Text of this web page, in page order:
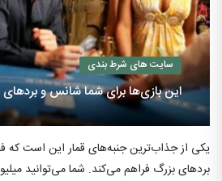
سایت های شرط بندی
این بازی‌ها برای شما شانس و بردهای
یکی از جذاب‌ترین جنبه‌های قمار این است
بردهای بزرگ فراهم می‌کند. شما می‌توانید